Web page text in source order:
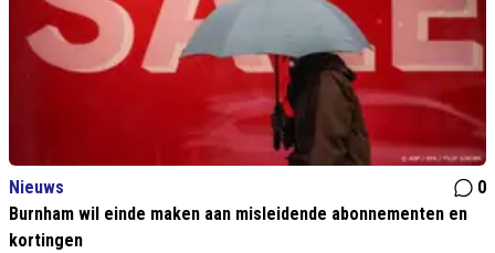
Nieuws
0
Burnham wil einde maken aan misleidende abonnementen en
kortingen